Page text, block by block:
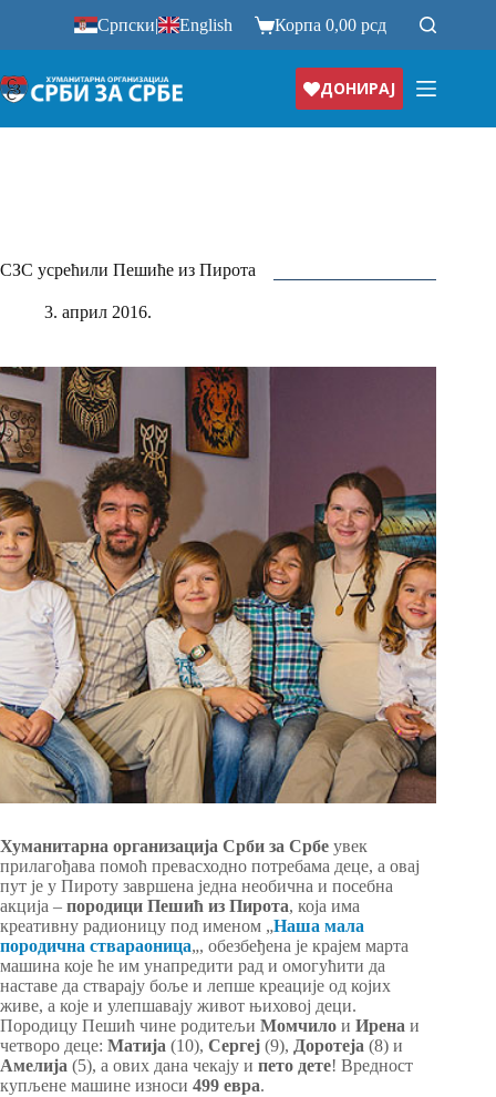
Српски| English Корпа0,00рсд
ДОНИРАЈ
СЗС усрећили Пешиће из Пирота
3. април 2016.
Хуманитарна организација Срби за Србе увек
прилагођава помоћ превасходно потребама деце, а овај
пут је у Пироту завршена једна необична и посебна
акција – породици Пешић из Пирота, која има
креативну радионицу под именом „Наша мала
породична ствараоница„, обезбеђена је крајем марта
машина које ће им унапредити рад и омогућити да
наставе да стварају боље и лепше креације од којих
живе, а које и улепшавају живот њиховој деци.
Породицу Пешић чине родитељи Момчило и Ирена и
четворо деце: Матија (10), Сергеј (9), Доротеја (8) и
Амелија (5), а ових дана чекају и пето дете! Вредност
купљене машине износи 499 евра.